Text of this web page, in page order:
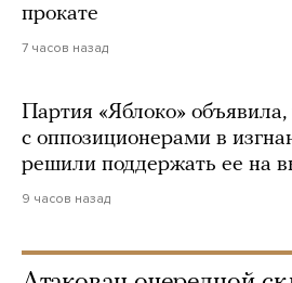
прокате
7 часов назад
Партия «Яблоко» объявила,
с оппозиционерами в
решили поддержать ее на
9 часов назад